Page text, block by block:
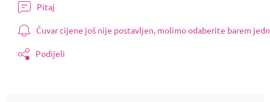
Pitaj
Čuvar cijene još nije postavljen, molimo odaberite barem
Podijeli